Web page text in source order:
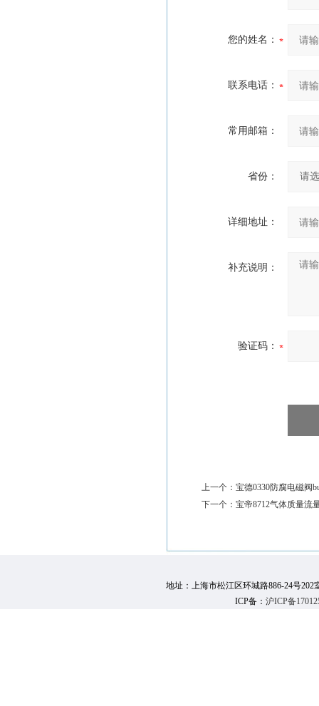
您的姓名：
联系电话：
常用邮箱：
省份：
详细地址：
补充说明：
验证码：
上一个： 宝德0330防腐电磁阀
下一个： 宝帝8712气体质量流
地址：上海市松江区环城路886-24号202
ICP备： 沪ICP备